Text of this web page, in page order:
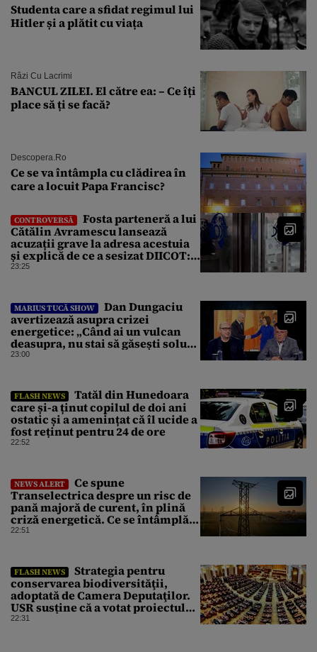
Studenta care a sfidat regimul lui
Hitler și a plătit cu viața
Râzi Cu Lacrimi
BANCUL ZILEI. El către ea: – Ce îți
place să ți se facă?
Descopera.ro
Ce se va întâmpla cu clădirea în
care a locuit Papa Francisc?
CONTROVERSĂ
Fosta parteneră a lui
Cătălin Avramescu lansează
acuzații grave la adresa acestuia
și explică de ce a sesizat DIICOT:
„Făcea baie complet dezbrăcat cu
23:25
MARIUS TUCĂ SHOW
Dan Dungaciu
avertizează asupra crizei
energetice: „Când ai un vulcan
deasupra, nu stai să găsești soluții
cu leucoplast”
23:00
FLASH NEWS
Tatăl din Hunedoara
care și-a ținut copilul de doi ani
ostatic și a amenințat că îl ucide a
fost reținut pentru 24 de ore
22:52
NEWS ALERT
Ce spune
Transelectrica despre un risc de
pană majoră de curent, în plină
criză energetică. Ce se întâmplă
cu Sistemul Electroenergetic
22:51
FLASH NEWS
Strategia pentru
conservarea biodiversităţii,
adoptată de Camera Deputaţilor.
USR susține că a votat proiectul
cu amendamentele PSD pentru a
22:31